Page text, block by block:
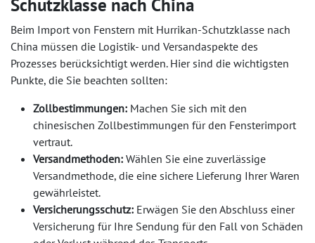
Schutzklasse nach China
Beim Import von Fenstern mit Hurrikan-Schutzklasse nach
China müssen die Logistik- und Versandaspekte des
Prozesses berücksichtigt werden. Hier sind die wichtigsten
Punkte, die Sie beachten sollten:
Zollbestimmungen: Machen Sie sich mit den
chinesischen Zollbestimmungen für den Fensterimport
vertraut.
Versandmethoden: Wählen Sie eine zuverlässige
Versandmethode, die eine sichere Lieferung Ihrer Waren
gewährleistet.
Versicherungsschutz: Erwägen Sie den Abschluss einer
Versicherung für Ihre Sendung für den Fall von Schäden